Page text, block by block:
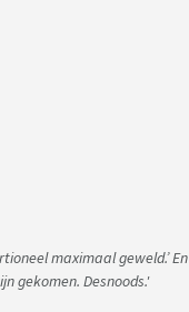
maximaal geweld.’ En
gekomen. Desnoods.'